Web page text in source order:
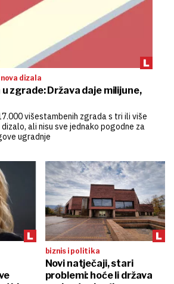
dizala
zgrade: Država daje milijune,
višestambenih zgrada s tri ili više
ali nisu sve jednako pogodne za
ugradnje
biznis i politika
Novi natječaji, stari
problemi: hoće li država